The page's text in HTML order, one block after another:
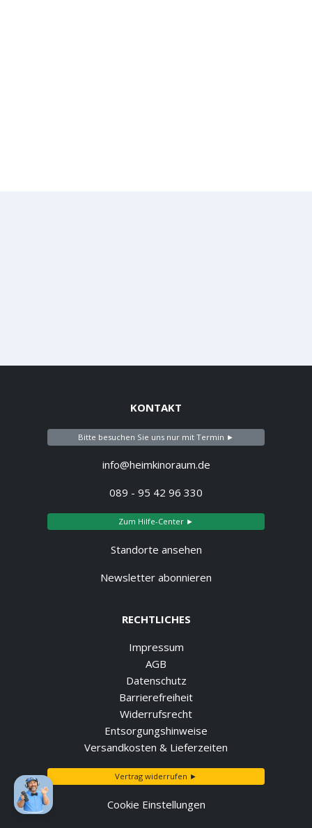
KONTAKT
Bitte besuchen Sie uns nur mit Termin ►
info@heimkinoraum.de
089 - 95 42 96 330
Zum Hilfe-Center ►
Standorte ansehen
Newsletter abonnieren
RECHTLICHES
Impressum
AGB
Datenschutz
Barrierefreiheit
Widerrufsrecht
Entsorgungshinweise
Versandkosten & Lieferzeiten
Vertrag widerrufen ►
Cookie Einstellungen